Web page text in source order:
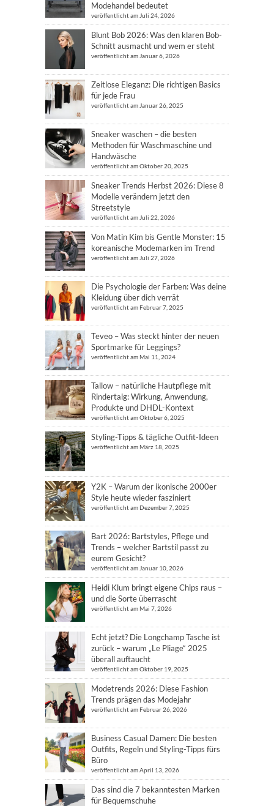
Modehandel bedeutet
veröffentlicht am Juli 24, 2026
Blunt Bob 2026: Was den klaren Bob-
Schnitt ausmacht und wem er steht
veröffentlicht am Januar 6, 2026
Zeitlose Eleganz: Die richtigen Basics
für jede Frau
veröffentlicht am Januar 26, 2025
Sneaker waschen – die besten
Methoden für Waschmaschine und
Handwäsche
veröffentlicht am Oktober 20, 2025
Sneaker Trends Herbst 2026: Diese 8
Modelle verändern jetzt den
Streetstyle
veröffentlicht am Juli 22, 2026
Von Matin Kim bis Gentle Monster: 15
koreanische Modemarken im Trend
veröffentlicht am Juli 27, 2026
Die Psychologie der Farben: Was deine
Kleidung über dich verrät
veröffentlicht am Februar 7, 2025
Teveo – Was steckt hinter der neuen
Sportmarke für Leggings?
veröffentlicht am Mai 11, 2024
Tallow – natürliche Hautpflege mit
Rindertalg: Wirkung, Anwendung,
Produkte und DHDL-Kontext
veröffentlicht am Oktober 6, 2025
Styling-Tipps & tägliche Outfit-Ideen
veröffentlicht am März 18, 2025
Y2K – Warum der ikonische 2000er
Style heute wieder fasziniert
veröffentlicht am Dezember 7, 2025
Bart 2026: Bartstyles, Pflege und
Trends – welcher Bartstil passt zu
eurem Gesicht?
veröffentlicht am Januar 10, 2026
Heidi Klum bringt eigene Chips raus –
und die Sorte überrascht
veröffentlicht am Mai 7, 2026
Echt jetzt? Die Longchamp Tasche ist
zurück – warum „Le Pliage“ 2025
überall auftaucht
veröffentlicht am Oktober 19, 2025
Modetrends 2026: Diese Fashion
Trends prägen das Modejahr
veröffentlicht am Februar 26, 2026
Business Casual Damen: Die besten
Outfits, Regeln und Styling-Tipps fürs
Büro
veröffentlicht am April 13, 2026
Das sind die 7 bekanntesten Marken
für Bequemschuhe